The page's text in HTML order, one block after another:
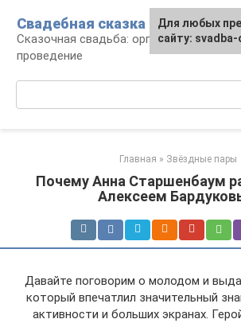
контенту
Свадебная сказка
Сказочная свадьба: организация и
проведение
Главная » Звёздные пары
Почему Анна Старшенбаум
Алексеем
Давайте поговорим о молодом и
который впечатлил значительный
активности и больших экранах.
Для любых
сайту: